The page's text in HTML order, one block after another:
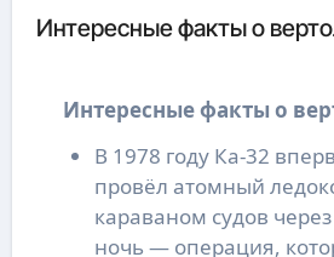
Интересные факты о
Интересные факты о
В 1978 году Ка-32
провёл атомный
караваном судов
ночь — операция,